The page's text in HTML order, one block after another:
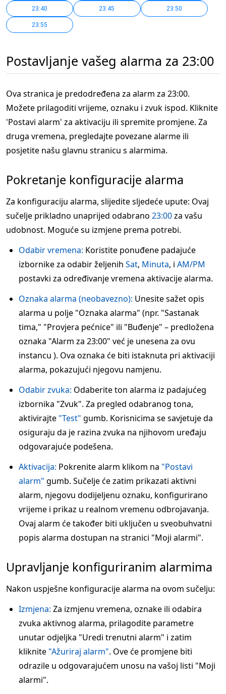
23:40 23:45 23:50
23:55
Postavljanje vašeg alarma za 23:00
Ova stranica je predodređena za alarm za 23:00.
Možete prilagoditi vrijeme, oznaku i zvuk ispod. Kliknite
'Postavi alarm' za aktivaciju ili spremite promjene. Za
druga vremena, pregledajte povezane alarme ili
posjetite našu glavnu stranicu s alarmima.
Pokretanje konfiguracije alarma
Za konfiguraciju alarma, slijedite sljedeće upute: Ovaj
sučelje prikladno unaprijed odabrano 23:00za vašu
udobnost. Moguće su izmjene prema potrebi.
Odabir vremena: Koristite ponuđene padajuće
izbornike za odabir željenih Sat, Minuta, i AM/PM
postavki za određivanje vremena aktivacije alarma.
Oznaka alarma (neobavezno): Unesite sažet opis
alarma u polje "Oznaka alarma" (npr. "Sastanak
tima," "Provjera pećnice" ili "Buđenje" – predložena
oznaka "Alarm za 23:00" već je unesena za ovu
instancu ). Ova oznaka će biti istaknuta pri aktivaciji
alarma, pokazujući njegovu namjenu.
Odabir zvuka: Odaberite ton alarma iz padajućeg
izbornika "Zvuk". Za pregled odabranog tona,
aktivirajte "Test" gumb. Korisnicima se savjetuje da
osiguraju da je razina zvuka na njihovom uređaju
odgovarajuće podešena.
Aktivacija: Pokrenite alarm klikom na "Postavi
alarm" gumb. Sučelje će zatim prikazati aktivni
alarm, njegovu dodijeljenu oznaku, konfigurirano
vrijeme i prikaz u realnom vremenu odbrojavanja.
Ovaj alarm će također biti uključen u sveobuhvatni
popis alarma dostupan na stranici "Moji alarmi".
Upravljanje konfiguriranim alarmima
Nakon uspješne konfiguracije alarma na ovom sučelju:
Izmjena: Za izmjenu vremena, oznake ili odabira
zvuka aktivnog alarma, prilagodite parametre
unutar odjeljka "Uredi trenutni alarm" i zatim
kliknite "Ažuriraj alarm". Ove će promjene biti
odrazile u odgovarajućem unosu na vašoj listi "Moji
alarmi".